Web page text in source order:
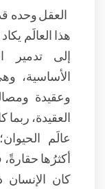
العقل وحده
هذا العالَم
إلى تدمير
الأساسية،
وعقيدة
العقيدة،
عالَم
أكثرُها
كان